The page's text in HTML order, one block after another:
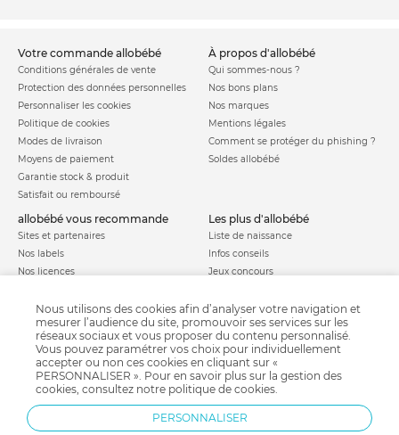
votre commande allobébé
Conditions générales de vente
Protection des données personnelles
Personnaliser les cookies
Politique de cookies
Modes de livraison
Moyens de paiement
Garantie stock & produit
Satisfait ou remboursé
à propos d'allobébé
Qui sommes-nous ?
Nos bons plans
Nos marques
Mentions légales
Comment se protéger du phishing ?
Soldes allobébé
allobébé vous recommande
Sites et partenaires
Nos labels
Nos licences
les plus d'allobébé
Liste de naissance
Infos conseils
Jeux concours
Parrainage
Paiement sécurisé
Charte qualité
Nous utilisons des cookies afin d’analyser votre navigation et
mesurer l’audience du site, promouvoir ses services sur les
réseaux sociaux et vous proposer du contenu personnalisé.
Vous pouvez paramétrer vos choix pour individuellement
accepter ou non ces cookies en cliquant sur «
PERSONNALISER ». Pour en savoir plus sur la gestion des
cookies, consultez notre politique de cookies.
PERSONNALISER